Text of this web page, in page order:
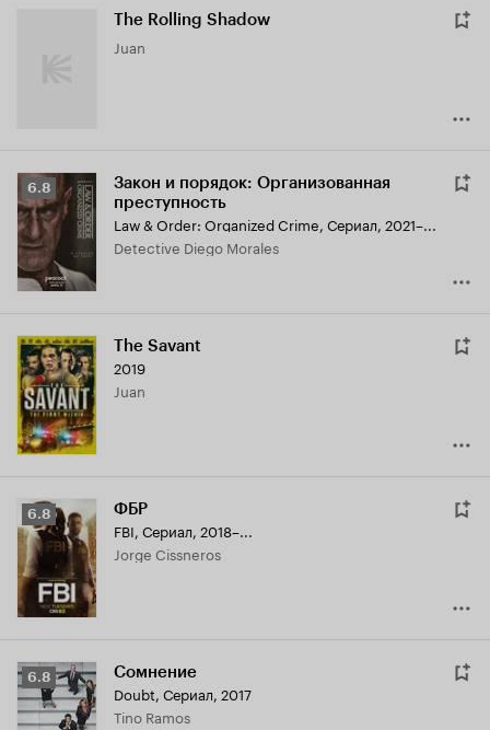
The Rolling Shadow
Juan
Рейтинг
Кинопоиска
6.8
6.8
Закон и порядок: Организованная
преступность
Law & Order: Organized Crime, Сериал, 2021–...
Detective Diego Morales
The Savant
2019
Juan
Рейтинг
Кинопоиска
6.8
6.8 ФБР
FBI, Сериал, 2018–...
Jorge Cissneros
Рейтинг
Кинопоиска
6.8
6.8 Сомнение
Doubt, Сериал, 2017
Tino Ramos